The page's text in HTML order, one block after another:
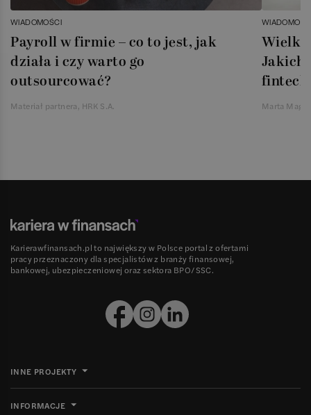
WIADOMOŚCI
Payroll w firmie – co to jest, jak
działa i czy warto go
outsourcować?
Materiał partnera, HRK S.A.
Jakich
Marta
Karierawfinansach.pl to największy w Polsce portal z ofertami
pracy przeznaczony dla specjalistów z branży finansowej,
bankowej, ubezpieczeniowej oraz sektora BPO/SSC.
INNE PROJEKTY
INFORMACJE